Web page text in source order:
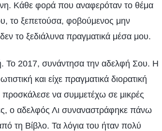
Κάθε φορά που αναφερόταν το θέμα
το ξεπετούσα, φοβούμενος μην
το ξεδιάλυνα πραγματικά μέσα μου.
Το 2017, συνάντησα την αδελφή Σου. Η
και είχε πραγματικά διορατική
να συμμετέχω σε μικρές
ο αδελφός Λι συναναστράφηκε πάνω
τη Βίβλο. Τα λόγια του ήταν πολύ